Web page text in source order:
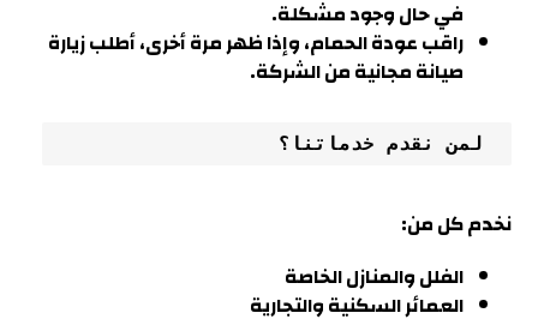
في حال وجود مشكلة.
راقب عودة الحمام، وإذا ظهر مرة أخرى، أطلب زيارة
صيانة مجانية من الشركة.
لمن نقدم خدماتنا؟
نخدم كل من:
الفلل والمنازل الخاصة
العمائر السكنية والتجارية